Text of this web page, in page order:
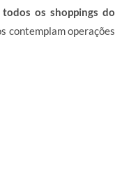
todos os shoppings do
contemplam operações